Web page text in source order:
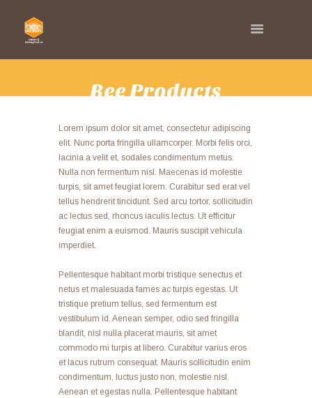
Bee Products
BEE PRODUCTS
Lorem ipsum dolor sit amet, consectetur adipiscing
elit. Nunc porta fringilla ullamcorper. Morbi felis orci,
lacinia a velit et, sodales condimentum metus.
Nulla non fermentum nisl. Maecenas id molestie
turpis, sit amet feugiat lorem. Curabitur sed erat vel
tellus hendrerit tincidunt. Sed arcu tortor, sollicitudin
ac lectus sed, rhoncus iaculis lectus. Ut efficitur
feugiat enim a euismod. Mauris suscipit vehicula
imperdiet.
Pellentesque habitant morbi tristique senectus et
netus et malesuada fames ac turpis egestas. Ut
tristique pretium tellus, sed fermentum est
vestibulum id. Aenean semper, odio sed fringilla
blandit, nisl nulla placerat mauris, sit amet
commodo mi turpis at libero. Curabitur varius eros
et lacus rutrum consequat. Mauris sollicitudin enim
condimentum, luctus justo non, molestie nisl.
Aenean et egestas nulla. Pellentesque habitant